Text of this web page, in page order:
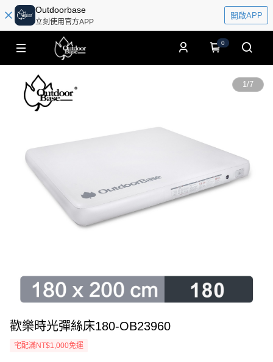
Outdoorbase
立刻使用官方APP
開啟APP
0
1/7
歡樂時光彈絲床180-OB23960
宅配滿NT$1,000免運